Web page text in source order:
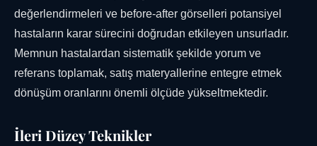
değerlendirmeleri ve before-after görselleri potansiyel
hastaların karar sürecini doğrudan etkileyen unsurladır.
Memnun hastalardan sistematik şekilde yorum ve
referans toplamak, satış materyallerine entegre etmek
dönüşüm oranlarını önemli ölçüde yükseltmektedir.
İleri Düzey Teknikler